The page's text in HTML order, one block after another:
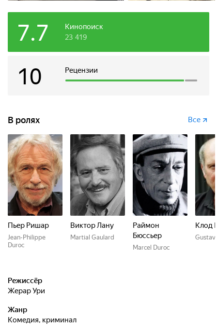
Кинопоиск
7.7 23 419
Рецензии
10
В ролях Все
Пьер Ришар
Jean-Philippe
Duroc
Виктор Лану
Martial Gaulard
Раймон
Бюссьер
Marcel Duroc
Клод
Режиссёр
Жерар Ури
Жанр
комедия, криминал